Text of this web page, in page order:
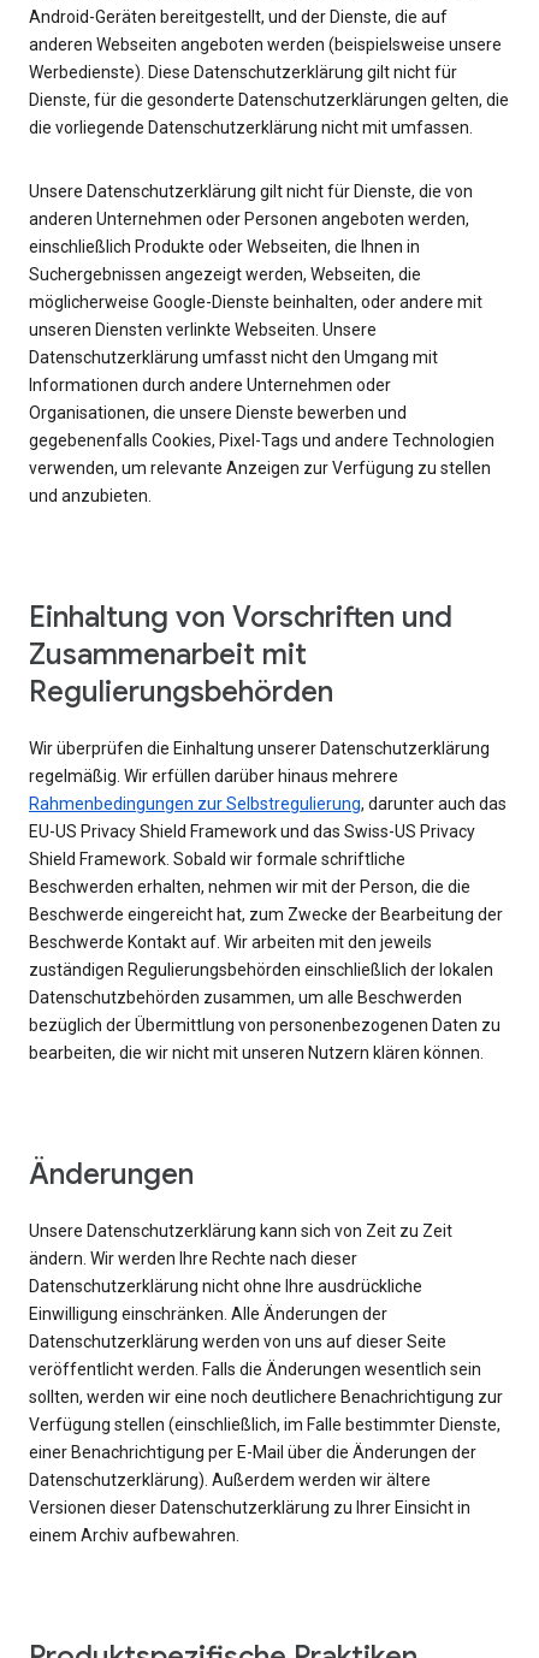
Android-Geräten bereitgestellt, und der Dienste, die auf
anderen Webseiten angeboten werden (beispielsweise unsere
Werbedienste). Diese Datenschutzerklärung gilt nicht für
Dienste, für die gesonderte Datenschutzerklärungen gelten, die
die vorliegende Datenschutzerklärung nicht mit umfassen.
Unsere Datenschutzerklärung gilt nicht für Dienste, die von
anderen Unternehmen oder Personen angeboten werden,
einschließlich Produkte oder Webseiten, die Ihnen in
Suchergebnissen angezeigt werden, Webseiten, die
möglicherweise Google-Dienste beinhalten, oder andere mit
unseren Diensten verlinkte Webseiten. Unsere
Datenschutzerklärung umfasst nicht den Umgang mit
Informationen durch andere Unternehmen oder
Organisationen, die unsere Dienste bewerben und
gegebenenfalls Cookies, Pixel-Tags und andere Technologien
verwenden, um relevante Anzeigen zur Verfügung zu stellen
und anzubieten.
Einhaltung von Vorschriften und
Zusammenarbeit mit
Regulierungsbehörden
Wir überprüfen die Einhaltung unserer Datenschutzerklärung
regelmäßig. Wir erfüllen darüber hinaus mehrere
Rahmenbedingungen zur Selbstregulierung, darunter auch das
EU-US Privacy Shield Framework und das Swiss-US Privacy
Shield Framework. Sobald wir formale schriftliche
Beschwerden erhalten, nehmen wir mit der Person, die die
Beschwerde eingereicht hat, zum Zwecke der Bearbeitung der
Beschwerde Kontakt auf. Wir arbeiten mit den jeweils
zuständigen Regulierungsbehörden einschließlich der lokalen
Datenschutzbehörden zusammen, um alle Beschwerden
bezüglich der Übermittlung von personenbezogenen Daten zu
bearbeiten, die wir nicht mit unseren Nutzern klären können.
Änderungen
Unsere Datenschutzerklärung kann sich von Zeit zu Zeit
ändern. Wir werden Ihre Rechte nach dieser
Datenschutzerklärung nicht ohne Ihre ausdrückliche
Einwilligung einschränken. Alle Änderungen der
Datenschutzerklärung werden von uns auf dieser Seite
veröffentlicht werden. Falls die Änderungen wesentlich sein
sollten, werden wir eine noch deutlichere Benachrichtigung zur
Verfügung stellen (einschließlich, im Falle bestimmter Dienste,
einer Benachrichtigung per E-Mail über die Änderungen der
Datenschutzerklärung). Außerdem werden wir ältere
Versionen dieser Datenschutzerklärung zu Ihrer Einsicht in
einem Archiv aufbewahren.